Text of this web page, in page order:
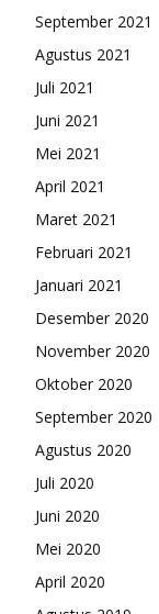
September 2021
Agustus 2021
Juli 2021
Juni 2021
Mei 2021
April 2021
Maret 2021
Februari 2021
Januari 2021
Desember 2020
November 2020
Oktober 2020
September 2020
Agustus 2020
Juli 2020
Juni 2020
Mei 2020
April 2020